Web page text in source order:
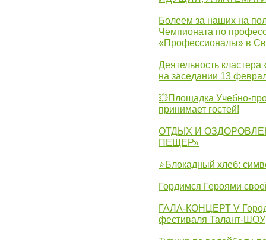
Болеем за наших на
Чемпионата по
«Профессионалы» в
Деятельность
на заседании 13
💥Площадка Учебно-
принимает гостей!
ОТДЫХ И
ПЕЩЕР»
⭐Блокадный хлеб:
Гордимся Героями
ГАЛА-КОНЦЕРТ V
фестиваля Талант-ШОУ